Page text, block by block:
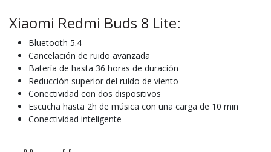
Xiaomi Redmi Buds 8 Lite:
Bluetooth 5.4
Cancelación de ruido avanzada
Batería de hasta 36 horas de duración
Reducción superior del ruido de viento
Conectividad con dos dispositivos
Escucha hasta 2h de música con una carga de 10 min
Conectividad inteligente